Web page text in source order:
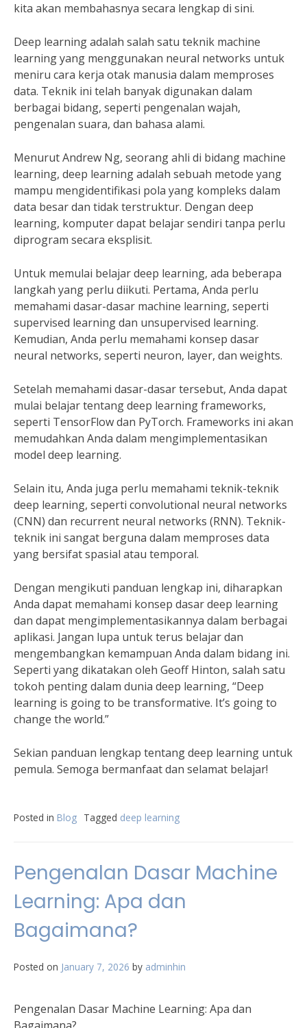
kita akan membahasnya secara lengkap di sini.
Deep learning adalah salah satu teknik machine
learning yang menggunakan neural networks untuk
meniru cara kerja otak manusia dalam memproses
data. Teknik ini telah banyak digunakan dalam
berbagai bidang, seperti pengenalan wajah,
pengenalan suara, dan bahasa alami.
Menurut Andrew Ng, seorang ahli di bidang machine
learning, deep learning adalah sebuah metode yang
mampu mengidentifikasi pola yang kompleks dalam
data besar dan tidak terstruktur. Dengan deep
learning, komputer dapat belajar sendiri tanpa perlu
diprogram secara eksplisit.
Untuk memulai belajar deep learning, ada beberapa
langkah yang perlu diikuti. Pertama, Anda perlu
memahami dasar-dasar machine learning, seperti
supervised learning dan unsupervised learning.
Kemudian, Anda perlu memahami konsep dasar
neural networks, seperti neuron, layer, dan weights.
Setelah memahami dasar-dasar tersebut, Anda dapat
mulai belajar tentang deep learning frameworks,
seperti TensorFlow dan PyTorch. Frameworks ini akan
memudahkan Anda dalam mengimplementasikan
model deep learning.
Selain itu, Anda juga perlu memahami teknik-teknik
deep learning, seperti convolutional neural networks
(CNN) dan recurrent neural networks (RNN). Teknik-
teknik ini sangat berguna dalam memproses data
yang bersifat spasial atau temporal.
Dengan mengikuti panduan lengkap ini, diharapkan
Anda dapat memahami konsep dasar deep learning
dan dapat mengimplementasikannya dalam berbagai
aplikasi. Jangan lupa untuk terus belajar dan
mengembangkan kemampuan Anda dalam bidang ini.
Seperti yang dikatakan oleh Geoff Hinton, salah satu
tokoh penting dalam dunia deep learning, “Deep
learning is going to be transformative. It’s going to
change the world.”
Sekian panduan lengkap tentang deep learning untuk
pemula. Semoga bermanfaat dan selamat belajar!
Posted in Blog Tagged deep learning
Pengenalan Dasar Machine
Learning: Apa dan
Bagaimana?
Posted on January 7, 2026 by adminhin
Pengenalan Dasar Machine Learning: Apa dan